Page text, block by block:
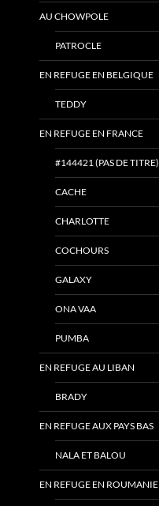
AU CHOWPOLE
PATROCLE
EN REFUGE EN BELGIQUE
TEDDY
EN REFUGE EN FRANCE
#144421 (PAS DE TITRE)
CACHE
CHARLOTTE
COCHOURS
GALAXY
ONA VAA
PUMBA
EN REFUGE AU LIBAN
BRADY
EN REFUGE AUX PAYS BAS
NALA ET BALOU
EN REFUGE EN ROUMANIE